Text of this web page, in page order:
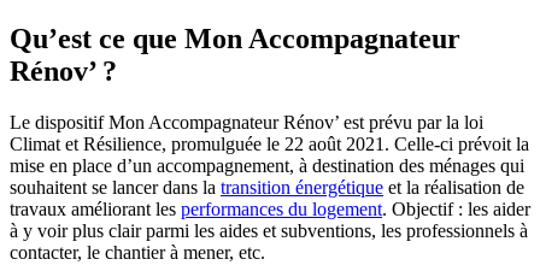
Qu’est ce que Mon Accompagnateur
Rénov’ ?
Le dispositif Mon Accompagnateur Rénov’ est prévu par la loi
Climat et Résilience, promulguée le 22 août 2021. Celle-ci prévoit la
mise en place d’un accompagnement, à destination des ménages qui
souhaitent se lancer dans la transition énergétique et la réalisation de
travaux améliorant les performances du logement. Objectif : les aider
à y voir plus clair parmi les aides et subventions, les professionnels à
contacter, le chantier à mener, etc.